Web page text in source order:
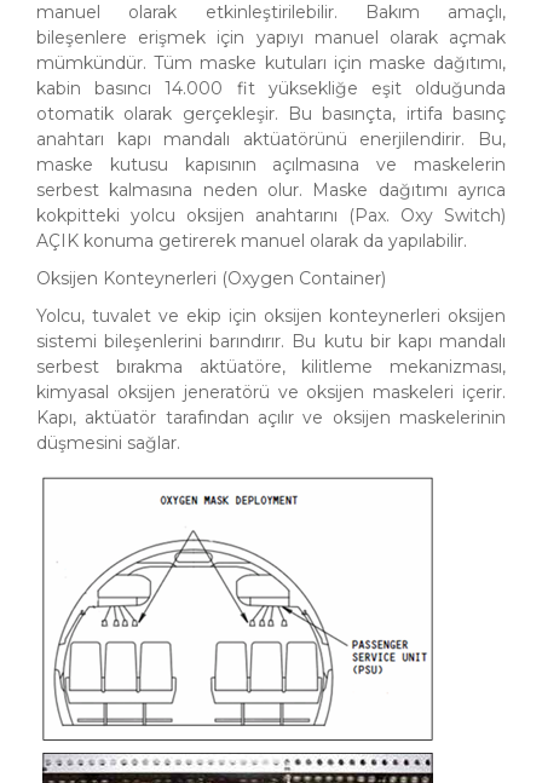
manuel olarak etkinleştirilebilir. Bakım amaçlı,
bileşenlere erişmek için yapıyı manuel olarak açmak
mümkündür. Tüm maske kutuları için maske dağıtımı,
kabin basıncı 14.000 fit yüksekliğe eşit olduğunda
otomatik olarak gerçekleşir. Bu basınçta, irtifa basınç
anahtarı kapı mandalı aktüatörünü enerjilendirir. Bu,
maske kutusu kapısının açılmasına ve maskelerin
serbest kalmasına neden olur. Maske dağıtımı ayrıca
kokpitteki yolcu oksijen anahtarını (Pax. Oxy Switch)
AÇIK konuma getirerek manuel olarak da yapılabilir.
Oksijen Konteynerleri (Oxygen Container)
Yolcu, tuvalet ve ekip için oksijen konteynerleri oksijen
sistemi bileşenlerini barındırır. Bu kutu bir kapı mandalı
serbest bırakma aktüatöre, kilitleme mekanizması,
kimyasal oksijen jeneratörü ve oksijen maskeleri içerir.
Kapı, aktüatör tarafından açılır ve oksijen maskelerinin
düşmesini sağlar.